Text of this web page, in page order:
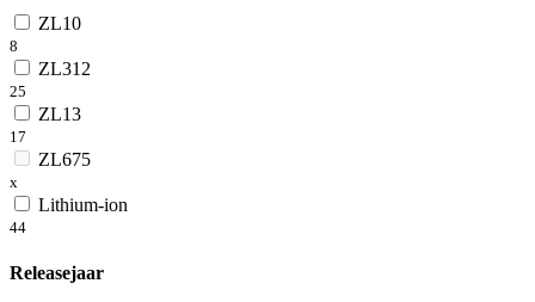
ZL10
8
ZL312
25
ZL13
17
ZL675
x
Lithium-ion
44
Releasejaar